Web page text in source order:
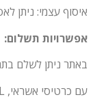
איסוף עצמי: ניתן
אפשרויות תשלום:
באתר ניתן לשלם
עם כרטיסי אשראי, BIT, PAY PAL.